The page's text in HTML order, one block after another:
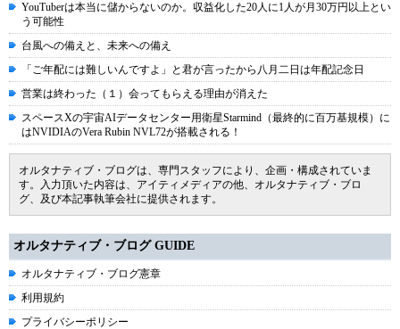
YouTuberは本当に儲からないのか。収益化した20人に1人が月30万円以上とい
う可能性
台風への備えと、未来への備え
「ご年配には難しいんですよ」と君が言ったから八月二日は年配記念日
営業は終わった（１）会ってもらえる理由が消えた
スペースXの宇宙AIデータセンター用衛星Starmind（最終的に百万基規模）に
はNVIDIAのVera Rubin NVL72が搭載される！
オルタナティブ・ブログは、専門スタッフにより、企画・構成されていま
す。入力頂いた内容は、アイティメディアの他、オルタナティブ・ブロ
グ、及び本記事執筆会社に提供されます。
オルタナティブ・ブログ GUIDE
オルタナティブ・ブログ憲章
利用規約
プライバシーポリシー